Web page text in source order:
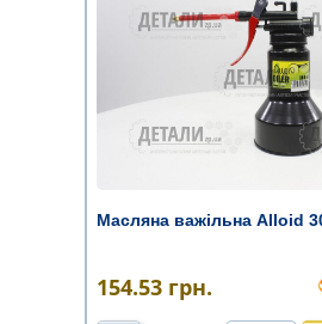
Масляна важільна Alloid
154.53 грн.